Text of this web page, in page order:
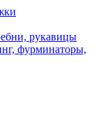
рукавицы
фурминаторы,